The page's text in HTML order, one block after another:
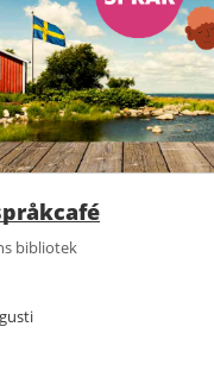
bibliotek